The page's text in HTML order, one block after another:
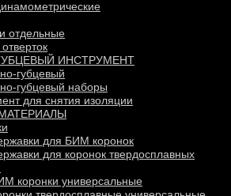
отдельные
ИНСТРУМЕНТ
губцевый
губцевый наборы
для снятия изоляции
для БИМ коронок
для коронок твердосплавных
коронки универсальные